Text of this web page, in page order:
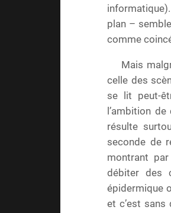
plan –
comme
Mais
celle des
se lit peut-
l’ambition
résulte
seconde de
montrant
débiter des
épidermique
et c’est